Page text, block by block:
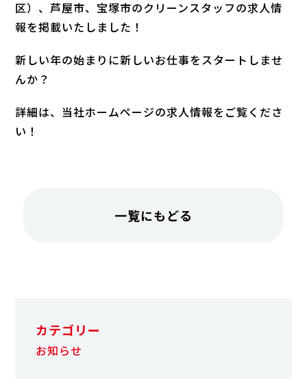
区）、芦屋市、宝塚市のクリーンスタッフの求人情
報を掲載いたしました！
新しい年の始まりに新しいお仕事をスタートしませ
んか？
詳細は、当社ホームページの求人情報をご覧くださ
い！
一覧にもどる
カテゴリー
お知らせ